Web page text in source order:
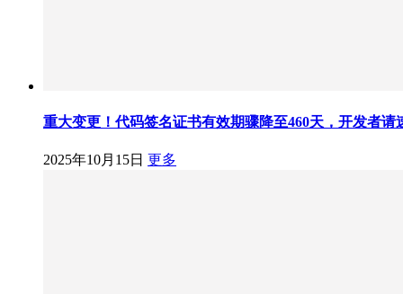
重大变更！代码签名证书有效期骤降至460天，开发者请
2025年10月15日 更多